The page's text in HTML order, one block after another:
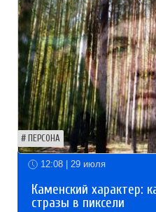
ПЕРСОНА
12:08 | 29 июля
Каменский характер:
стразы в пиксели